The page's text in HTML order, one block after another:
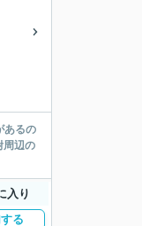
あるの
周辺の
入り
る